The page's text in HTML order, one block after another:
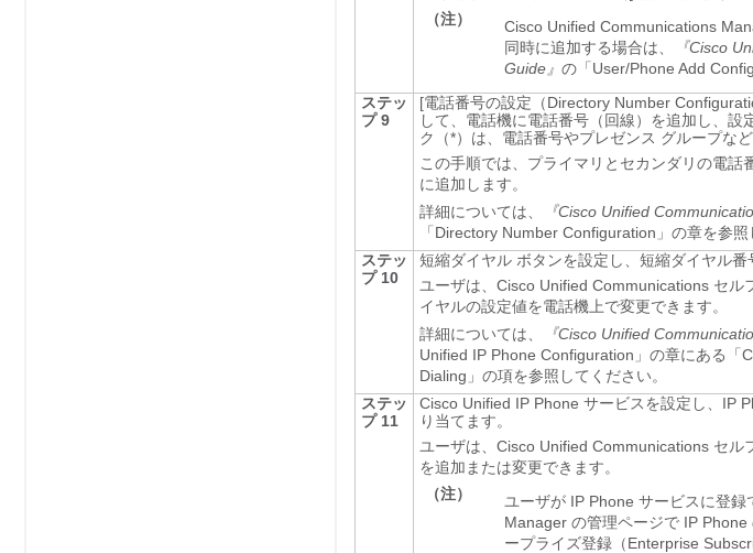
（注）
Cisco Unified Communications
同時に追加する場合は、
『Cisco
Guide』 の「User/Phone Add
ステッ
プ 9
[電話番号の設定（Directory Number
して、電話機に電話番号（回線）を追加し、
ク（*）は、電話番号やプレゼンス グループな
この手順では、プライマリとセカンダリの電
に追加します。
詳細については、
『Cisco Unified
「Directory Number Configuration」の章を参照
ステッ
プ 10
短縮ダイヤル ボタンを設定し、短縮ダイヤル番
ユーザは、Cisco Unified Communications セ
イヤルの設定値を電話機上で変更できます。
詳細については、
『Cisco Unified
Unified IP Phone Configuration」の章にある
Dialing」の項を参照してください。
ステッ
プ 11
Cisco Unified IP Phone サービスを設定し、IP
り当てます。
ユーザは、Cisco Unified Communications セル
を追加または変更できます。
（注）
ユーザが IP Phone サービスに登
Manager の管理ページで IP
ープライズ登録（Enterprise